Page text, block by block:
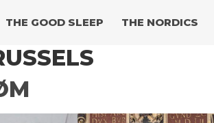
THE GOOD SLEEP THE NORDICS